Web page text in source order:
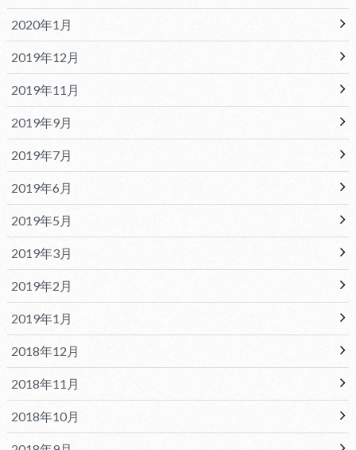
2020年1月
2019年12月
2019年11月
2019年9月
2019年7月
2019年6月
2019年5月
2019年3月
2019年2月
2019年1月
2018年12月
2018年11月
2018年10月